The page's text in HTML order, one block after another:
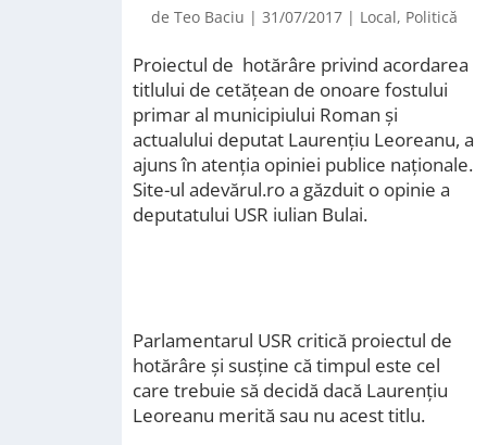
de Teo Baciu | 31/07/2017 | Local, Politică
Proiectul de hotărâre privind acordarea
titlului de cetățean de onoare fostului
primar al municipiului Roman și
actualului deputat Laurențiu Leoreanu, a
ajuns în atenția opiniei publice naționale.
Site-ul adevărul.ro a găzduit o opinie a
deputatului USR iulian Bulai.
Parlamentarul USR critică proiectul de
hotărâre și susține că timpul este cel
care trebuie să decidă dacă Laurențiu
Leoreanu merită sau nu acest titlu.